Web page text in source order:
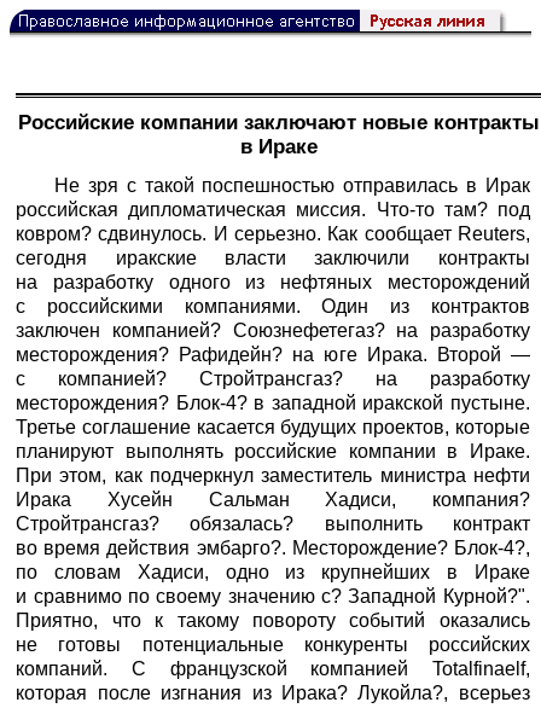
Российские компании заключают новые контракты
в Ираке
Не зря с такой поспешностью отправилась в Ирак
российская дипломатическая миссия. Что-то там? под
ковром? сдвинулось. И серьезно. Как сообщает Reuters,
сегодня иракские власти заключили контракты
на разработку одного из нефтяных месторождений
с российскими компаниями. Один из контрактов
заключен компанией? Союзнефетегаз? на разработку
месторождения? Рафидейн? на юге Ирака. Второй —
с компанией? Стройтрансгаз? на разработку
месторождения? Блок-4? в западной иракской пустыне.
Третье соглашение касается будущих проектов, которые
планируют выполнять российские компании в Ираке.
При этом, как подчеркнул заместитель министра нефти
Ирака Хусейн Сальман Хадиси, компания?
Стройтрансгаз? обязалась? выполнить контракт
во время действия эмбарго?. Месторождение? Блок-4?,
по словам Хадиси, одно из крупнейших в Ираке
и сравнимо по своему значению с? Западной Курной?".
Приятно, что к такому повороту событий оказались
не готовы потенциальные конкуренты российских
компаний. С французской компанией Totalfinaelf,
которая после изгнания из Ирака? Лукойла?, всерьез